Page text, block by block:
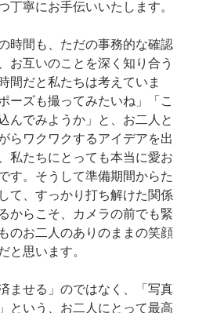
丁寧にお手伝いいたします。
時間も、ただの事務的な確認
お互いのことを深く知り合う
間だと私たちは考えていま
ーズも撮ってみたいね」「こ
んでみようか」と、お二人と
らワクワクするアイデアを出
私たちにとっても本当に愛お
す。そうして準備期間からた
て、すっかり打ち解けた関係
からこそ、カメラの前でも緊
のお二人のありのままの笑顔
と思います。
ませる」のではなく、「写真
という、お二人にとって最高